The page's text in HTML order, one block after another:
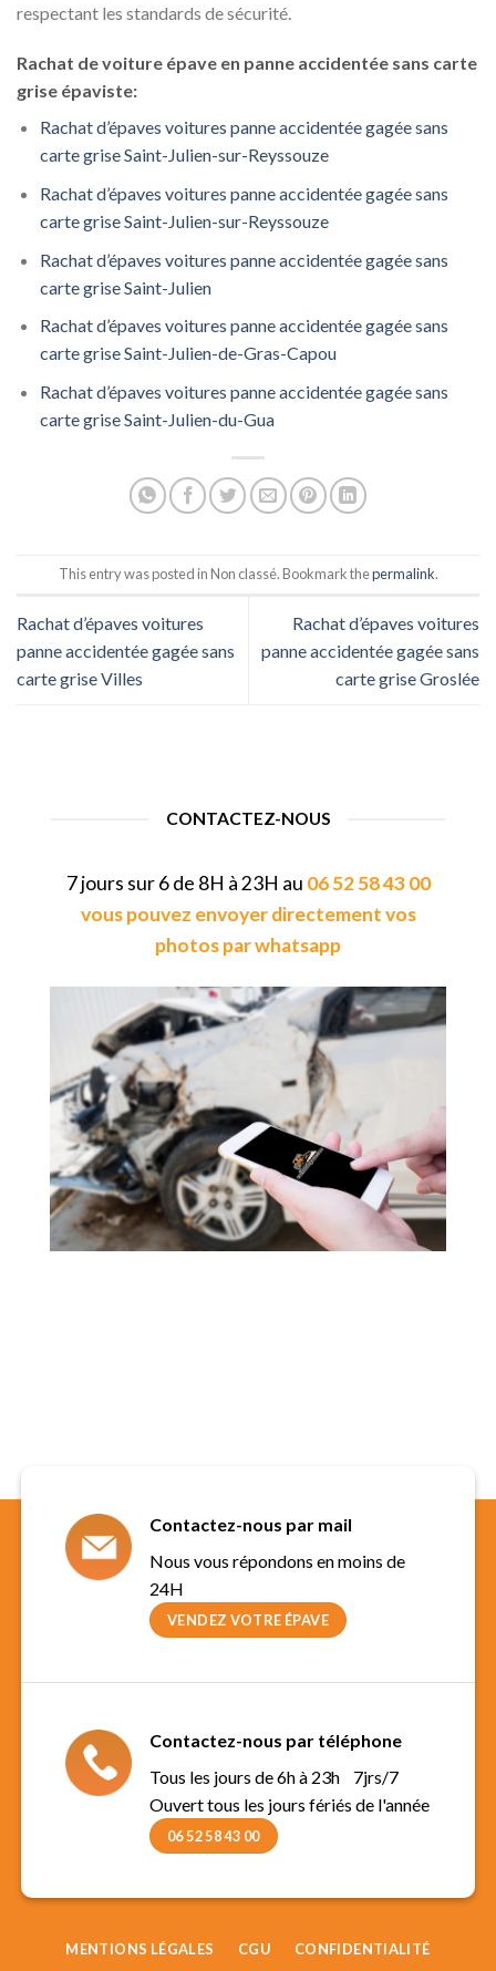
respectant les standards de sécurité.
Rachat de voiture épave en panne accidentée sans carte
grise épaviste:
Rachat d’épaves voitures panne accidentée gagée sans
carte grise Saint-Julien-sur-Reyssouze
Rachat d’épaves voitures panne accidentée gagée sans
carte grise Saint-Julien-sur-Reyssouze
Rachat d’épaves voitures panne accidentée gagée sans
carte grise Saint-Julien
Rachat d’épaves voitures panne accidentée gagée sans
carte grise Saint-Julien-de-Gras-Capou
Rachat d’épaves voitures panne accidentée gagée sans
carte grise Saint-Julien-du-Gua
This entry was posted in Non classé. Bookmark thepermalink.
Rachat d’épaves voitures
panne accidentée gagée sans
carte grise Villes
Rachat d’épaves voitures
panne accidentée gagée sans
carte grise Groslée
CONTACTEZ-NOUS
7 jours sur 6 de 8H à 23H au 06 52 58 43 00
vous pouvez envoyer directement vos
photos par whatsapp
Contactez-nous par mail
Nous vous répondons en moins de
24H
VENDEZ VOTRE ÉPAVE
Contactez-nous par téléphone
Tous les jours de 6h à 23h 7jrs/7
Ouvert tous les jours fériés de l'année
06 52 58 43 00
MENTIONS LÉGALES CGU CONFIDENTIALITÉ